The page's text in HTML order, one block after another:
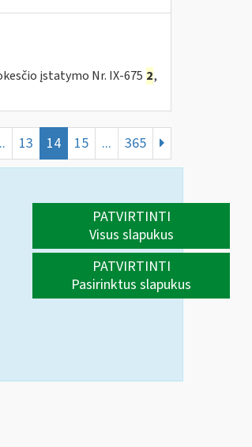
įstatymo Nr. IX-675 2,
13 14 15 ... 365
PATVIRTINTI
Visus slapukus
PATVIRTINTI
Pasirinktus slapukus